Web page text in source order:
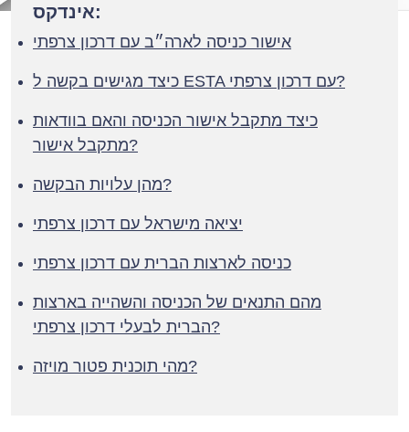
אינדקס:
אישור כניסה לארה״ב עם דרכון צרפתי
כיצד מגישים בקשה ל ESTA עם דרכון צרפתי?
כיצד מתקבל אישור הכניסה והאם בוודאות
מתקבל אישור?
מהן עלויות הבקשה?
יציאה מישראל עם דרכון צרפתי
כניסה לארצות הברית עם דרכון צרפתי
מהם התנאים של הכניסה והשהייה בארצות
הברית לבעלי דרכון צרפתי?
מהי תוכנית פטור מויזה?